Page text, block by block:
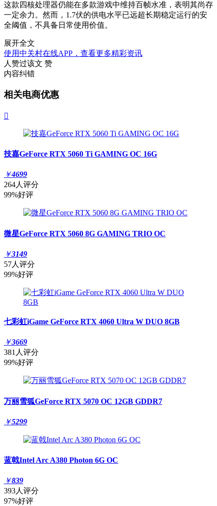
这款四核处理器仍能在多款游戏中维持百帧水准，表明其尚存
一定余力。然而，1.7伏的供电水平已远超长期稳定运行的安
全阈值，不具备日常使用价值。
展开全文
使用中关村在线APP，查看更多精彩资讯
人赞过该文 赞
内容纠错
相关电商优惠

技嘉GeForce RTX 5060 Ti GAMING OC 16G
￥4699
264人评分
99%好评
微星GeForce RTX 5060 8G GAMING TRIO OC
￥3149
57人评分
99%好评
七彩虹iGame GeForce RTX 4060 Ultra W DUO 8GB
￥3669
381人评分
99%好评
万丽雪狐GeForce RTX 5070 OC 12GB GDDR7
￥5299
蓝戟Intel Arc A380 Photon 6G OC
￥839
393人评分
97%好评